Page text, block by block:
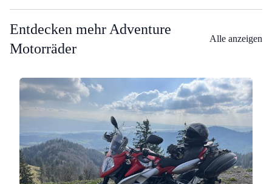
Entdecken mehr Adventure
Motorräder
Alle anzeigen